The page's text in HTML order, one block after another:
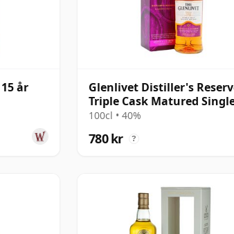
år
Glenlivet Distiller's
Triple Cask Matured
Mal
100cl • 40%
780 kr ?